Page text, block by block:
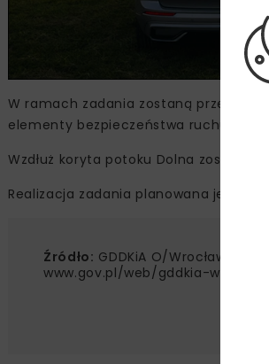
W ramach zadania zostaną
elementy bezpieczeństwa ruchu
Wzdłuż koryta potoku Dolna zostaną
Realizacja zadania planowana jest w
Źródło: GDDKiA O/Wrocław,
www.gov.pl/web/gddkia-wroclaw/